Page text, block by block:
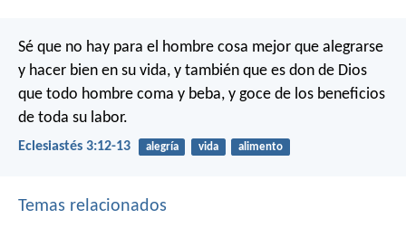
Sé que no hay para el hombre cosa mejor que alegrarse
y hacer bien en su vida, y también que es don de Dios
que todo hombre coma y beba, y goce de los beneficios
de toda su labor.
Eclesiastés 3:12-13 alegría vida alimento
Temas relacionados